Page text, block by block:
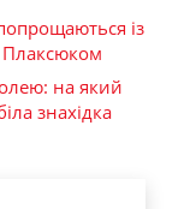
із
на який
знахідка